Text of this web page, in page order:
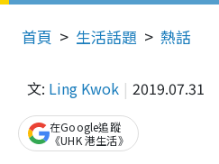
首頁 生活話題 熱話
文: Ling Kwok 2019.07.31
在Google追蹤
《UHK 港生活》